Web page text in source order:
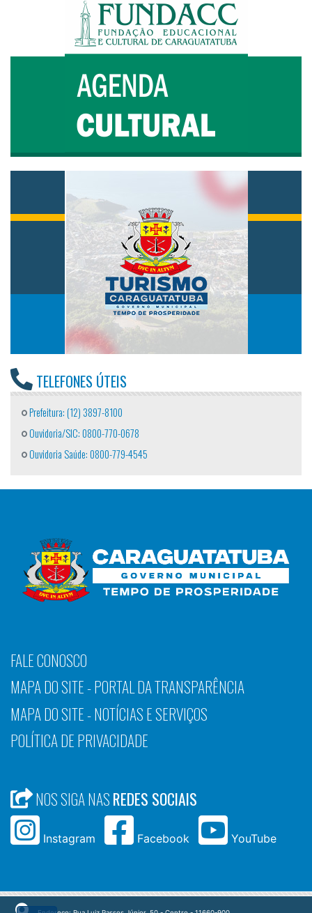
TELEFONES ÚTEIS
Prefeitura: (12) 3897-8100
Ouvidoria/SIC: 0800-770-0678
Ouvidoria Saúde: 0800-779-4545
FALE CONOSCO
MAPA DO SITE - PORTAL DA TRANSPARÊNCIA
MAPA DO SITE - NOTÍCIAS E SERVIÇOS
POLÍTICA DE PRIVACIDADE
NOS SIGA NASREDES SOCIAIS
Instagram Facebook YouTube